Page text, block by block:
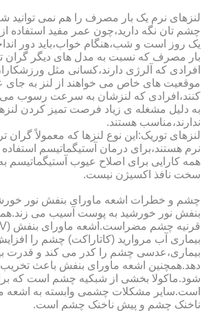
لنزهای نرم یک بار مصرف را هم نمی توانید
چشم تان نگه دارید،چون عمر مفید استفاده
یک روز است و شب،هنگام خواب،باید دور
بار مصرف که نسبت به مدل های دیگر گران
افرادی که آلرژی دارند،کسانی مثل
موقعیت های خاص می خواهند از لنز به جای
کنند،افرادی که لنزشان به سرعت رسوب می
به دلیل مشغله ی زیاد فرصت تمیز کردن
ندارند،مناسب هستند.
لنزهای توریک:این نوع لنزها که معمولاً گران
نرم هستند،برای درمان آستیگماتیسم استفاده
همه کارایی برای اصلاح عیوب آستیگماتیسم
سخت نافذ اکسیژن نیست.
چشم و خطرات اشعه ماورای بنفش نور
بنفش نور خورشید به پوست آسیب می
بیماری آب مروارید (کاتاراکت) چشم را
بیماری،عدسی چشم را کدر می کند و قدرت
دهد.همچنین اشعه ماورای بنفش باعث تخریب
شود.ماکولا بخشی از شبکیه چشم است که
است.سایر مشکلات چشمی وابسته به اشعه
ناخنک چشم و پیش ناخنک چشم است.